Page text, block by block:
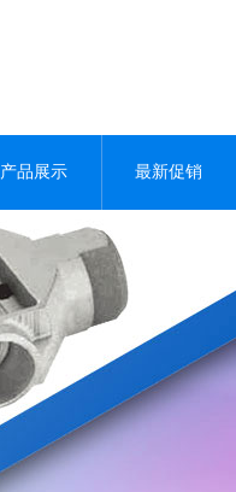
产品展示 最新促销